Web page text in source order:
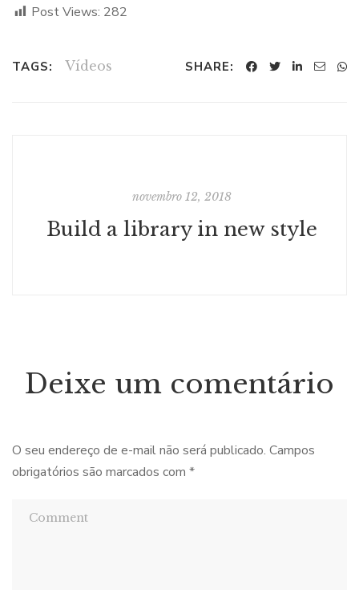
Post Views: 282
TAGS: Vídeos SHARE:
novembro 12, 2018
Build a library in new style
Deixe um comentário
O seu endereço de e-mail não será publicado. Campos
obrigatórios são marcados com *